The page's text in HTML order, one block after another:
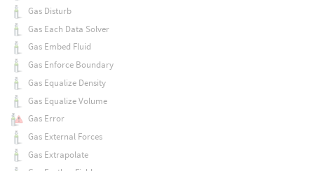
Gas Disturb
Gas Each Data Solver
Gas Embed Fluid
Gas Enforce Boundary
Gas Equalize Density
Gas Equalize Volume
Gas Error
Gas External Forces
Gas Extrapolate